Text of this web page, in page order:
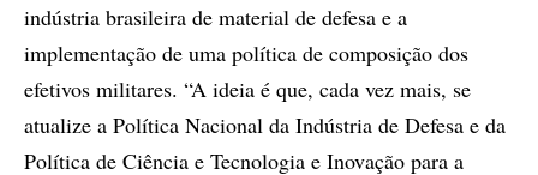
indústria brasileira de material de defesa e a
implementação de uma política de composição dos
efetivos militares. “A ideia é que, cada vez mais, se
atualize a Política Nacional da Indústria de Defesa e da
Política de Ciência e Tecnologia e Inovação para a